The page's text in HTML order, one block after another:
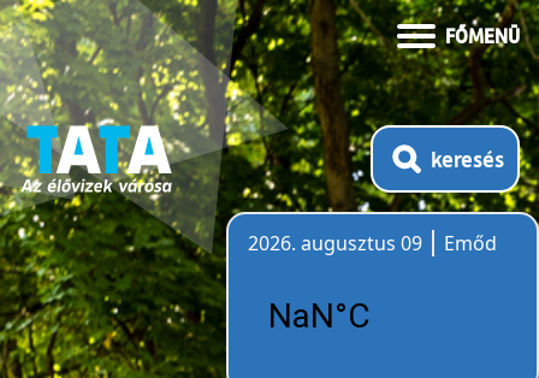
FŐMENÜ
keresés
2026. augusztus 09
Emőd